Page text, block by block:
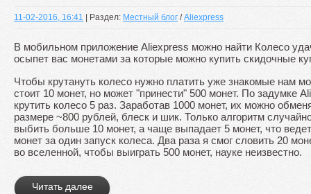
11-02-2016, 16:41 | Раздел: Местный блог /Aliexpress
В мобильном приложение Aliexpress можно найти Колесо
осыпет вас монетами за которые можно купить скидочные
Чтобы крутануть колесо нужно платить уже знакомые нам
стоит 10 монет, но может "принести" 500 монет. По задумке
крутить колесо 5 раз. Заработав 1000 монет, их можно
размере ~800 рублей, блеск и шик. Только алгоритм
выбить больше 10 монет, а чаще выпадает 5 монет, что
монет за один запуск колеса. Два раза я смог словить 20
во вселенной, чтобы выиграть 500 монет, науке неизвестно.
Читать далее